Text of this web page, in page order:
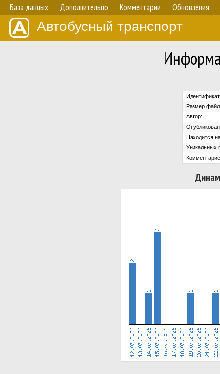
База данных Дополнительно Комментарии Обновления
Автобусный транспорт
Размер
Автор:
Находится
Уникальных